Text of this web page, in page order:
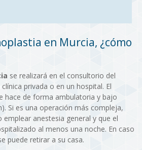
en Murcia, ¿cómo
se realizará en el consultorio del
privada o en un hospital. El
hace de forma ambulatoria y bajo
Si es una operación más compleja,
emplear anestesia general y que el
al menos una noche. En caso
puede retirar a su casa.